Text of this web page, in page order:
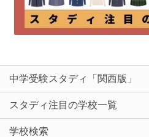
中学受験スタディ「関西版」
スタディ注目の学校一覧
学校検索